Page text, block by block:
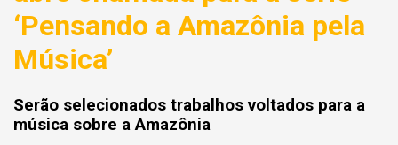
‘Pensando a Amazônia pela
Música’
Serão selecionados trabalhos voltados para a
música sobre a Amazônia